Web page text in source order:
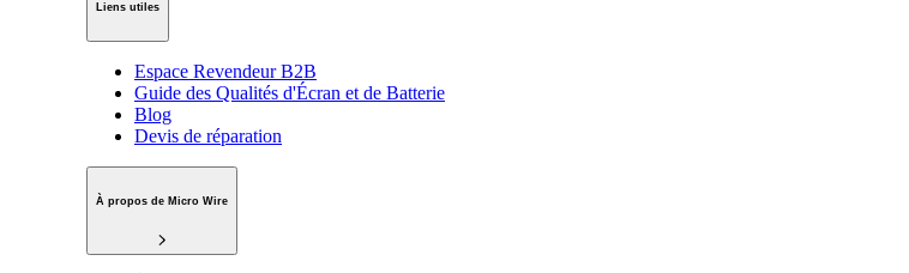
Liens utiles
Espace Revendeur B2B
Guide des Qualités d'Écran et de Batterie
Blog
Devis de réparation
À propos de Micro Wire